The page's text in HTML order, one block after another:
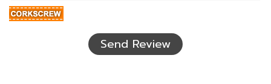
อักษร
ที่
Send Review